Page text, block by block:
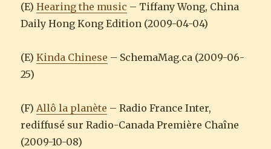
(E)Hearing the music – Tiffany Wong, China
Daily Hong Kong Edition (2009-04-04)
(E)Kinda Chinese – SchemaMag.ca (2009-06-
25)
(F)Allô la planète – Radio France Inter,
rediffusé sur Radio-Canada Première Chaîne
(2009-10-08)